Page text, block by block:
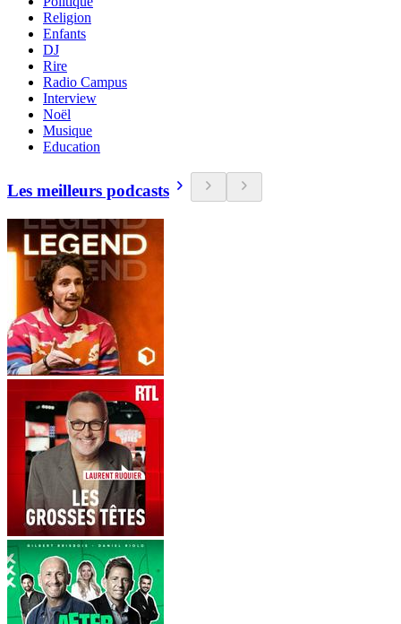
Religion
Enfants
DJ
Rire
Radio Campus
Interview
Noël
Musique
Education
Les meilleurs podcasts